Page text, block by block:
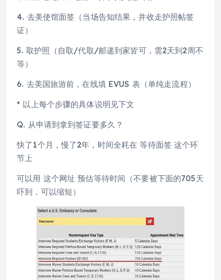
4. 去美使馆面签（当场告知结果，并收走护照帖签
证）
5. 取护照（自取/代取/邮递到家皆可，需2天到2周不
等）
6. 去美国旅游前，在线填 EVUS 表（单纯走流程）
* 以上每个步骤的具体说明见下文
Q. 从申请到拿到签证要多久？
快了1个月，慢了2年，时间全耗在 等待面签 这个环
节上
可以用 这个网址 预估等待时间（不要被下面的705天
吓到，可以缩短）